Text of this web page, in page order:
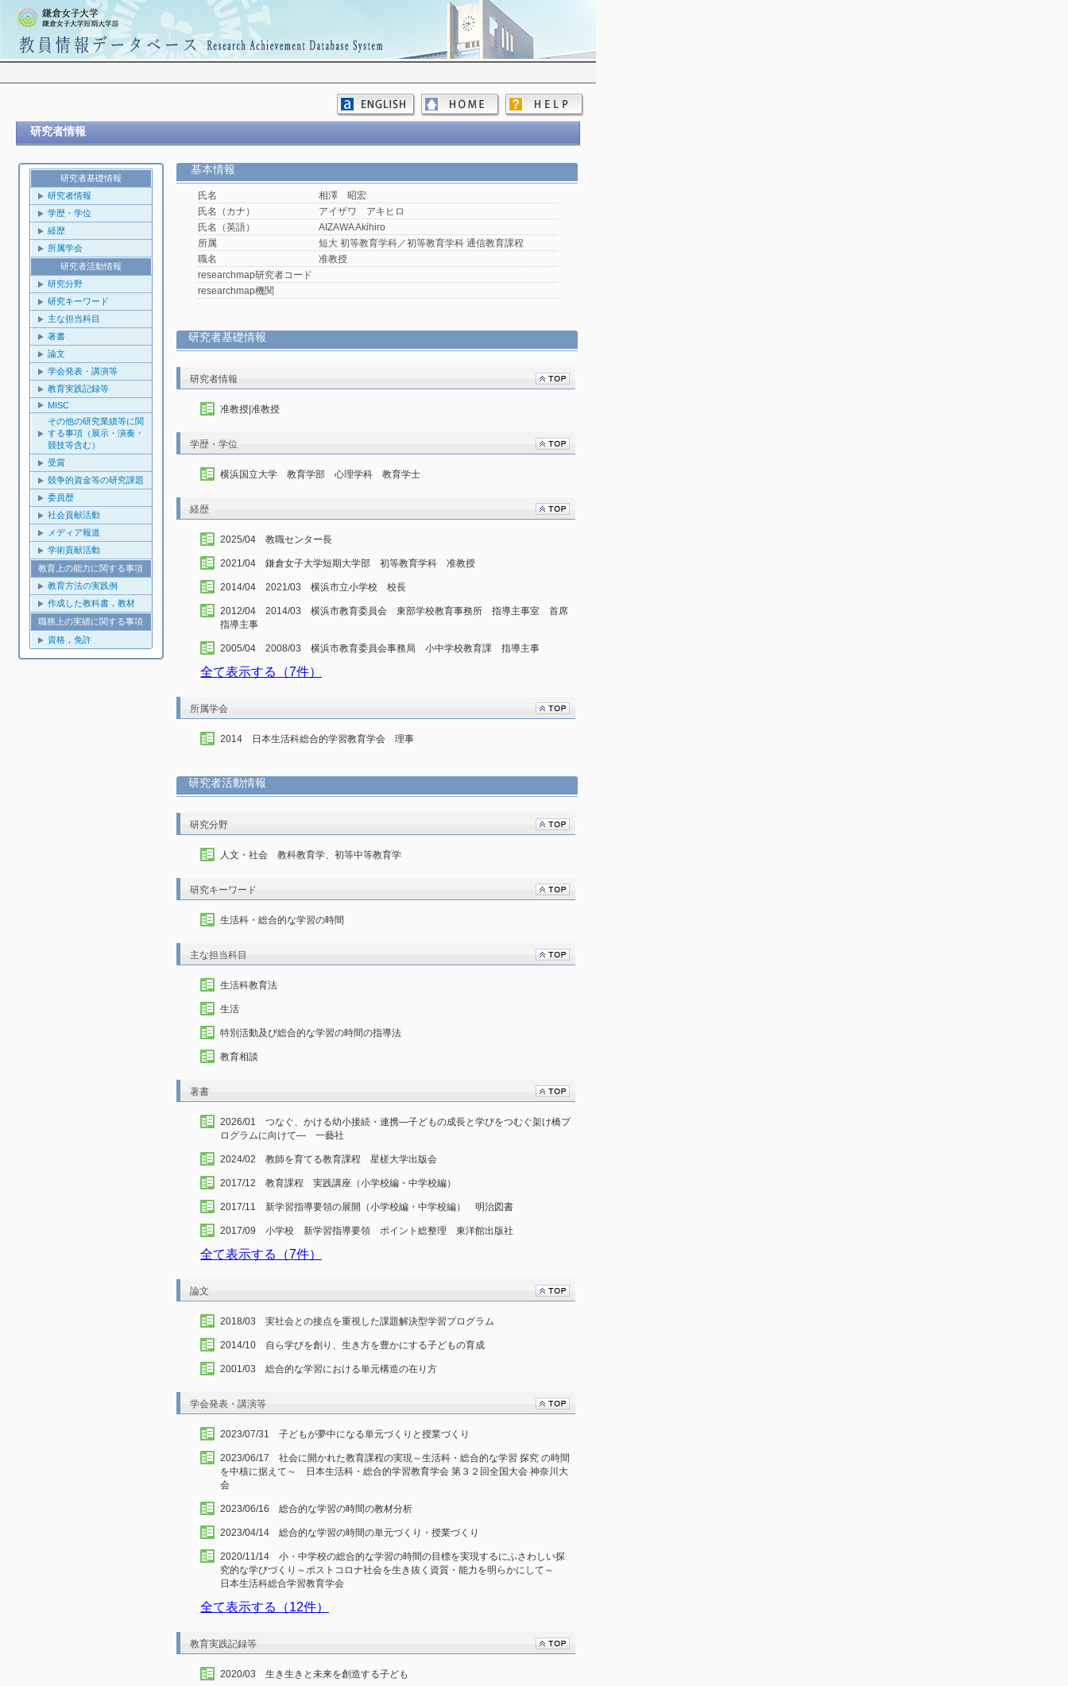
研究者情報
研究者基礎情報
研究者情報
学歴・学位
経歴
所属学会
研究者活動情報
研究分野
研究キーワード
主な担当科目
著書
論文
学会発表・講演等
教育実践記録等
MISC
その他の研究業績等に関
する事項（展示・演奏・
競技等含む）
受賞
競争的資金等の研究課題
委員歴
社会貢献活動
メディア報道
学術貢献活動
教育上の能力に関する事項
教育方法の実践例
作成した教科書，教材
職務上の実績に関する事項
資格，免許
基本情報
氏名
相澤 昭宏
氏名（カナ）
アイザワ アキヒロ
氏名（英語）
AIZAWA Akihiro
所属
短大 初等教育学科／初等教育学科 通信教育課程
職名
准教授
researchmap研究者コード
researchmap機関
研究者基礎情報
研究者情報
准教授|准教授
学歴・学位
横浜国立大学 教育学部 心理学科 教育学士
経歴
2025/04 教職センター長
2021/04 鎌倉女子大学短期大学部 初等教育学科 准教授
2014/04 2021/03 横浜市立小学校 校長
2012/04 2014/03 横浜市教育委員会 東部学校教育事務所 指導主事室 首席
指導主事
2005/04 2008/03 横浜市教育委員会事務局 小中学校教育課 指導主事
全て表示する（7件）
所属学会
2014 日本生活科総合的学習教育学会 理事
研究者活動情報
研究分野
人文・社会 教科教育学、初等中等教育学
研究キーワード
生活科・総合的な学習の時間
主な担当科目
生活科教育法
生活
特別活動及び総合的な学習の時間の指導法
教育相談
著書
2026/01 つなぐ、かける幼小接続・連携―子どもの成長と学びをつむぐ架け橋プ
ログラムに向けて― 一藝社
2024/02 教師を育てる教育課程 星槎大学出版会
2017/12 教育課程 実践講座（小学校編・中学校編）
2017/11 新学習指導要領の展開（小学校編・中学校編） 明治図書
2017/09 小学校 新学習指導要領 ポイント総整理 東洋館出版社
全て表示する（7件）
論文
2018/03 実社会との接点を重視した課題解決型学習プログラム
2014/10 自ら学びを創り、生き方を豊かにする子どもの育成
2001/03 総合的な学習における単元構造の在り方
学会発表・講演等
2023/07/31 子どもが夢中になる単元づくりと授業づくり
2023/06/17 社会に開かれた教育課程の実現～生活科・総合的な学習 探究 の時間
を中核に据えて～ 日本生活科・総合的学習教育学会 第３２回全国大会 神奈川大
会
2023/06/16 総合的な学習の時間の教材分析
2023/04/14 総合的な学習の時間の単元づくり・授業づくり
2020/11/14 小・中学校の総合的な学習の時間の目標を実現するにふさわしい探
究的な学びづくり～ポストコロナ社会を生き抜く資質・能力を明らかにして～
日本生活科総合学習教育学会
全て表示する（12件）
教育実践記録等
2020/03 生き生きと未来を創造する子ども